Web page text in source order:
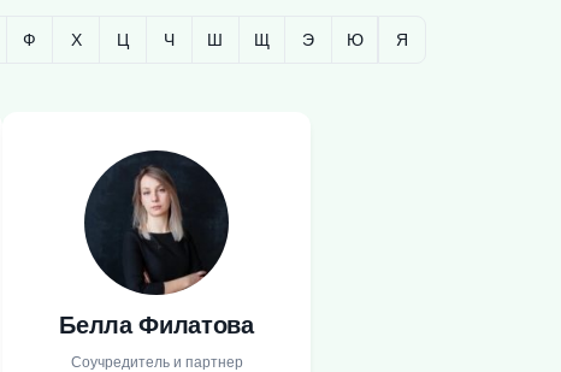
Ф Х Ц Ч Ш Щ Э Ю Я
Белла Филатова
Соучредитель и партнер